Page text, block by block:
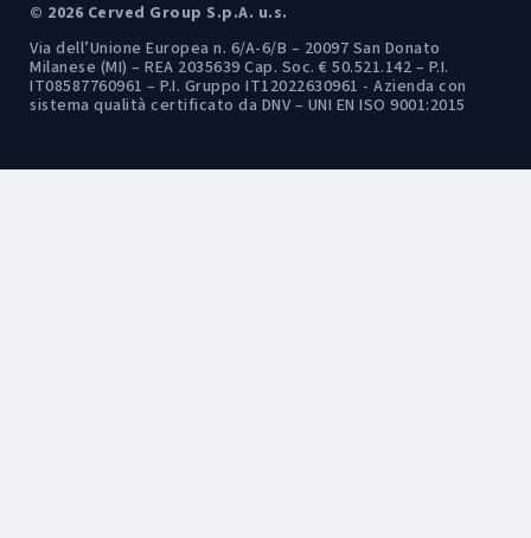
© 2026 Cerved Group S.p.A. u.s.
Via dell’Unione Europea n. 6/A-6/B – 20097 San Donato
Milanese (MI) – REA 2035639 Cap. Soc. € 50.521.142 – P.I.
IT08587760961 – P.I. Gruppo IT12022630961 - Azienda con
sistema qualità certificato da DNV – UNI EN ISO 9001:2015